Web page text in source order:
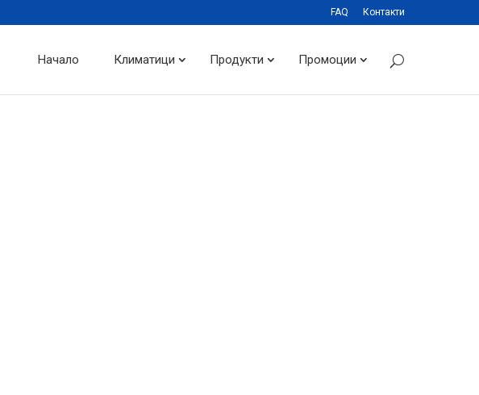
FAQ Контакти
Начало Климатици Продукти Промоции